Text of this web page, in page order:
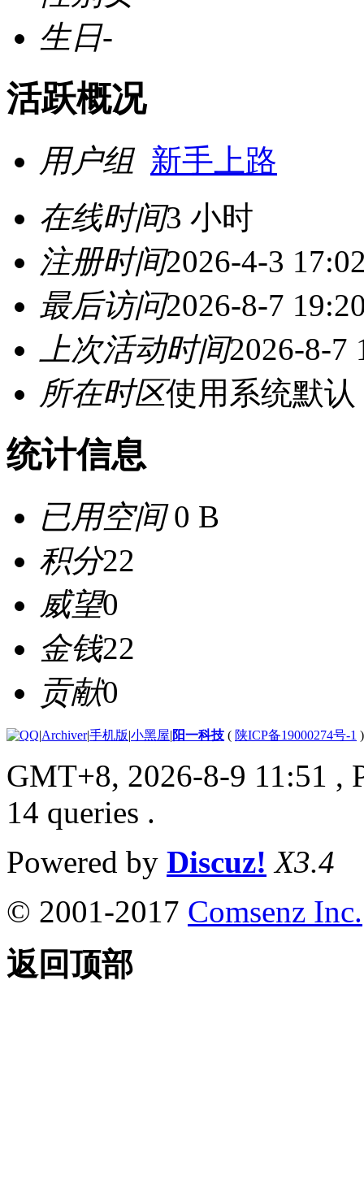
生日-
活跃概况
用户组 新手上路
在线时间3 小时
注册时间2026-4-3
最后访问2026-8-7
上次活动时间2026-8-7
所在时区使用系统默认
统计信息
已用空间0 B
积分22
威望0
金钱22
贡献0
|Archiver|手机版|小黑屋| 阳一科技 ( 陕ICP备19000274号-1 )
GMT+8, 2026-8-9 11:51 ,
14 queries .
Powered by Discuz! X3.4
© 2001-2017 Comsenz Inc.
返回顶部